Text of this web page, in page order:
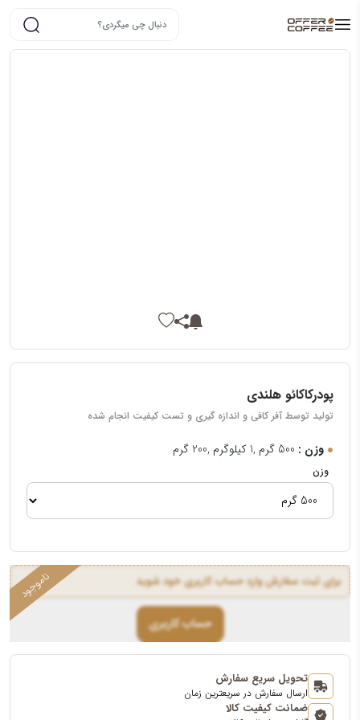
پودرکاکائو هلندی
تولید توسط آفر کافی و اندازه گیری و تست کیفیت انجام شده
وزن : 500 گرم ,1 کیلوگرم ,200 گرم
وزن
برای ثبت سفارش وارد حساب کاربری خود شوید
حساب کاربری
تحویل سریع سفارش
ارسال سفارش در سریعترین زمان
ضمانت کیفیت کالا